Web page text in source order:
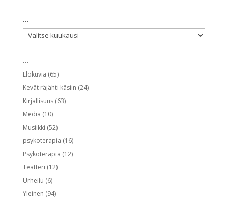
…
…
Elokuvia (65)
Kevät räjähti käsiin (24)
Kirjallisuus(63)
Media (10)
Musiikki (52)
psykoterapia (16)
Psykoterapia (12)
Teatteri (12)
Urheilu (6)
Yleinen (94)